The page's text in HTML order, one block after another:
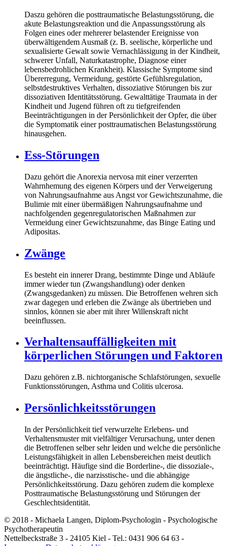
Daszu gehören die posttraumatische Belastungsstörung, die
akute Belastungsreaktion und die Anpassungsstörung als
Folgen eines oder mehrerer belastender Ereignisse von
überwältigendem Ausmaß (z. B. seelische, körperliche und
sexualisierte Gewalt sowie Vernachlässigung in der Kindheit,
schwerer Unfall, Naturkatastrophe, Diagnose einer
lebensbedrohlichen Krankheit). Klassische Symptome sind
Übererregung, Vermeidung, gestörte Gefühlsregulation,
selbstdestruktives Verhalten, dissoziative Störungen bis zur
dissoziativen Identitätsstörung. Gewalttätige Traumata in der
Kindheit und Jugend führen oft zu tiefgreifenden
Beeinträchtigungen in der Persönlichkeit der Opfer, die über
die Symptomatik einer posttraumatischen Belastungsstörung
hinausgehen.
Ess-Störungen
Dazu gehört die Anorexia nervosa mit einer verzerrten
Wahrnhemung des eigenen Körpers und der Verweigerung
von Nahrungsaufnahme aus Angst vor Gewichtszunahme, die
Bulimie mit einer übermäßigen Nahrungsaufnahme und
nachfolgenden gegenregulatorischen Maßnahmen zur
Vermeidung einer Gewichtszunahme, das Binge Eating und
Adipositas.
Zwänge
Es besteht ein innerer Drang, bestimmte Dinge und Abläufe
immer wieder tun (Zwangshandlung) oder denken
(Zwangsgedanken) zu müssen. Die Betroffenen wehren sich
zwar dagegen und erleben die Zwänge als übertrieben und
sinnlos, können sie aber mit ihrer Willenskraft nicht
beeinflussen.
Verhaltensauffälligkeiten mit
körperlichen Störungen und Faktoren
Dazu gehören z.B. nichtorganische Schlafstörungen, sexuelle
Funktionsstörungen, Asthma und Colitis ulcerosa.
Persönlichkeitsstörungen
In der Persönlichkeit tief verwurzelte Erlebens- und
Verhaltensmuster mit vielfältiger Verursachung, unter denen
die Betroffenen selber sehr leiden und welche die persönliche
Leistungsfähigkeit in allen Lebensbereichen meist deutlich
beeinträchtigt. Häufige sind die Borderline-, die dissoziale-,
die ängstliche-, die narzisstische- und die abhängige
Persönlichkeitsstörung. Dazu gehören zudem die komplexe
Posttraumatische Belastungsstörung und Störungen der
Geschlechtsidentität.
© 2018 - Michaela Langen, Diplom-Psychologin - Psychologische
Psychotherapeutin
Nettelbeckstraße 3 - 24105 Kiel - Tel.: 0431 906 64 63 -